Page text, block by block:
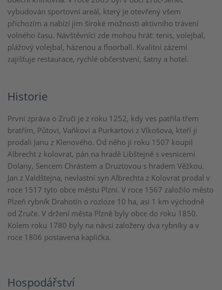
vybudován sportovní areál, který je otevřený všem
příchozím a nabízí jim široké možnosti aktivního trávení
volného času. Návštěvníci zde mohou hrát: tenis, volejbal,
plážový volejbal, házenou a floorball. Kvalitní zázemí
zajišťuje restaurace, rychlé občerstvení, šatny a hotel.
Historie
První zpráva o Zruči je z roku 1252, kdy ves patřila třem
bratřím, Půtovi, Vaňkovi a Purkartovi z Vlkošova, kteří ji
prodali Janu z Klenového. Od něho ji roku 1507 koupil
Albrecht z kolovrat, pán na hradě Libštejně s vesnicemi
Dolany, Sencem Chrástem a Druztovou s hradem Věžkou.
Jan z Valdštejna, nevlastní syn Albrechta z Kolovrat prodal v
roce 1517 tyto obce městu Plzni. V roce 1567 založilo město
Plzeň rybník Drahotín o rozloze 10 ha, asi 1 km východně
od Zruče. V držení města Plzně byly obce do roku 1850.
Kolem roku 1780 byly na návsi založeny dva rybníky a v
roce 1806 postavena kaplička.
Hospodářství